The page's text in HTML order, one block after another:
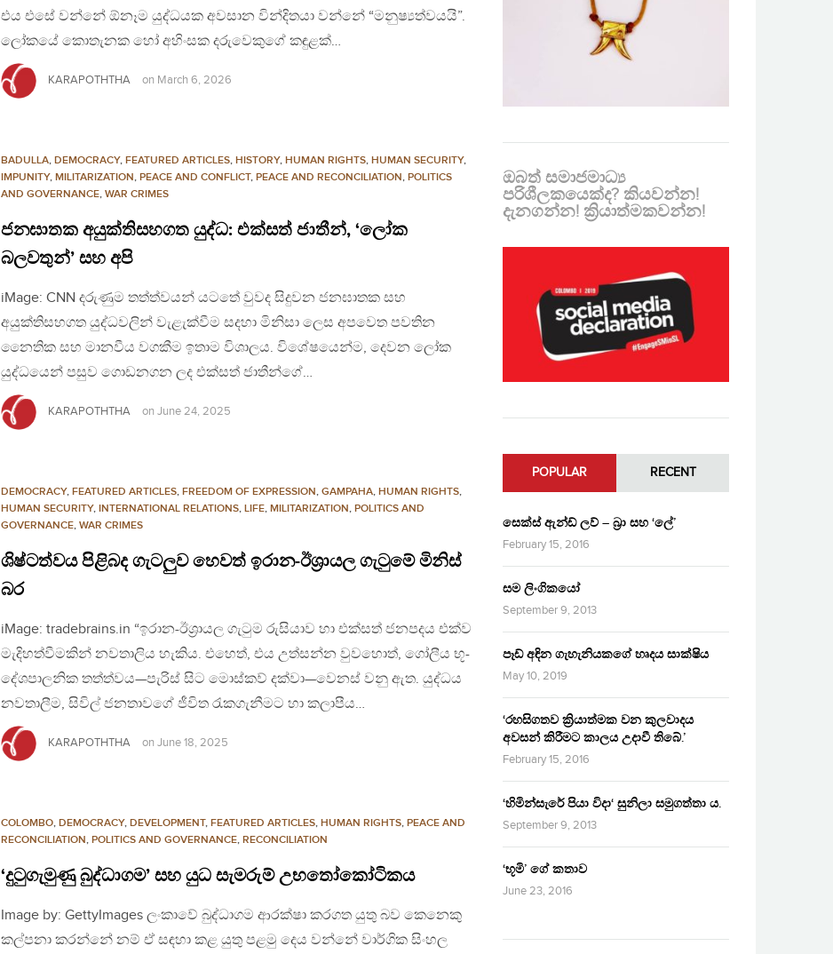
එය එසේ වන්නේ ඕනෑම යුද්ධයක අවසාන වින්දිතයා වන්නේ “මනුෂ්‍යත්වයයි”.
ලෝකයේ කොතැනක හෝ අහිංසක දරුවෙකුගේ කඳුළක්…
KARAPOTHTHA on March 6, 2026
BADULLA, DEMOCRACY, FEATURED ARTICLES, HISTORY, HUMAN RIGHTS, HUMAN SECURITY,
IMPUNITY, MILITARIZATION, PEACE AND CONFLICT, PEACE AND RECONCILIATION, POLITICS
AND GOVERNANCE, WAR CRIMES
ජනඝාතක අයුක්තිසහගත යුද්ධ: එක්සත් ජාතීන්, ‘ලෝක
බලවතුන්’ සහ අපි
iMage: CNN දරුණුම තත්ත්වයන් යටතේ වුවද සිදුවන ජනඝාතක සහ
අයුක්තිසහගත යුද්ධවලින් වැළැක්වීම සදහා මිනිසා ලෙස අපවෙත පවතින
නෛතික සහ මානවීය වගකීම ඉතාම විශාලය. විශේෂයෙන්ම, දෙවන ලෝක
යුද්ධයෙන් පසුව ගොඩනගන ලද එක්සත් ජාතීන්ගේ…
KARAPOTHTHA on June 24, 2025
DEMOCRACY, FEATURED ARTICLES, FREEDOM OF EXPRESSION, GAMPAHA, HUMAN RIGHTS,
HUMAN SECURITY, INTERNATIONAL RELATIONS, LIFE, MILITARIZATION, POLITICS AND
GOVERNANCE, WAR CRIMES
ශිෂ්ටත්වය පිළිබද ගැටලුව හෙවත් ඉරාන-ඊශ්‍රායල ගැටුමේ මිනිස්
බර
iMage: tradebrains.in “ඉරාන-ඊශ්‍රායල ගැටුම රුසියාව හා එක්සත් ජනපදය එක්ව
මැදිහත්වීමකින් නවතාලිය හැකිය. එහෙත්, එය උත්සන්න වුවහොත්, ගෝලීය භූ-
දේශපාලනික තත්ත්වය—පැරිස් සිට මොස්කව් දක්වා—වෙනස් වනු ඇත. යුද්ධය
නවතාලීම, සිවිල් ජනතාවගේ ජීවිත රැකගැනීමට හා කලාපීය…
KARAPOTHTHA on June 18, 2025
COLOMBO, DEMOCRACY, DEVELOPMENT, FEATURED ARTICLES, HUMAN RIGHTS, PEACE AND
RECONCILIATION, POLITICS AND GOVERNANCE, RECONCILIATION
‘දුටුගැමුණු බුද්ධාගම’ සහ යුධ සැමරුම් උභතෝකෝටිකය
Image by: GettyImages ලංකාවේ බුද්ධාගම ආරක්ෂා කරගත යුතු බව කෙනෙකු
කල්පනා කරන්නේ නම් ඒ සඳහා කළ යුතු පළමු දෙය වන්නේ වාර්ගික සිංහල
ඔබත් සමාජමාධ්‍ය
පරිශීලකයෙක්ද? කියවන්න!
දැනගන්න! ක්‍රියාත්මකවන්න!
POPULAR RECENT
සෙක්ස් ඇන්ඩ් ලව් – බ්‍රා සහ ‘ලේ’
February 15, 2016
සම ලිංගිකයෝ
September 9, 2013
පෑඩ් අඳින ගැහැනියකගේ හෘදය සාක්ෂිය
May 10, 2019
‘රහසිගතව ක්‍රියාත්මක වන කුලවාදය
අවසන් කිරීමට කාලය උදාවී තිබේ.’
February 15, 2016
‘හිමින්සැරේ පියා විදා‘ සුනිලා සමුගත්තා ය.
September 9, 2013
‘භූමි’ ගේ කතාව
June 23, 2016